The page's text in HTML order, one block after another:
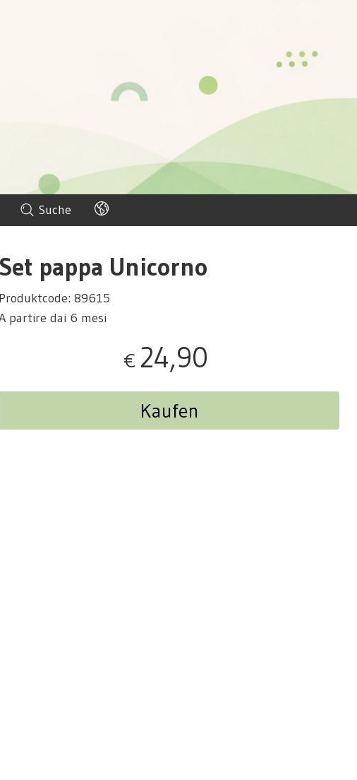
Suche
Set pappa Unicorno
Produktcode: 89615
partire dai 6 mesi
€ 24,90
Kaufen